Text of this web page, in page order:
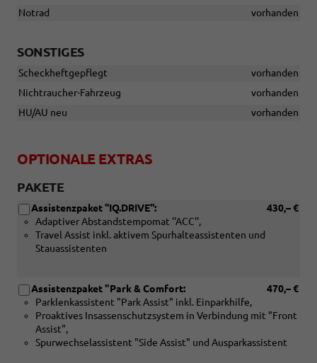
Notrad
vorhanden
SONSTIGES
Scheckheftgepflegt
vorhanden
Nichtraucher-Fahrzeug
vorhanden
HU/AU neu
vorhanden
OPTIONALE EXTRAS
PAKETE
430,– €
Assistenzpaket ''IQ.DRIVE'':
Adaptiver Abstandstempomat ''ACC'',
Travel Assist inkl. aktivem Spurhalteassistenten und
Stauassistenten
470,– €
Assistenzpaket "Park & Comfort:
Parklenkassistent "Park Assist" inkl. Einparkhilfe,
Proaktives Insassenschutzsystem in Verbindung mit "Front
Assist",
Spurwechselassistent "Side Assist" und Ausparkassistent